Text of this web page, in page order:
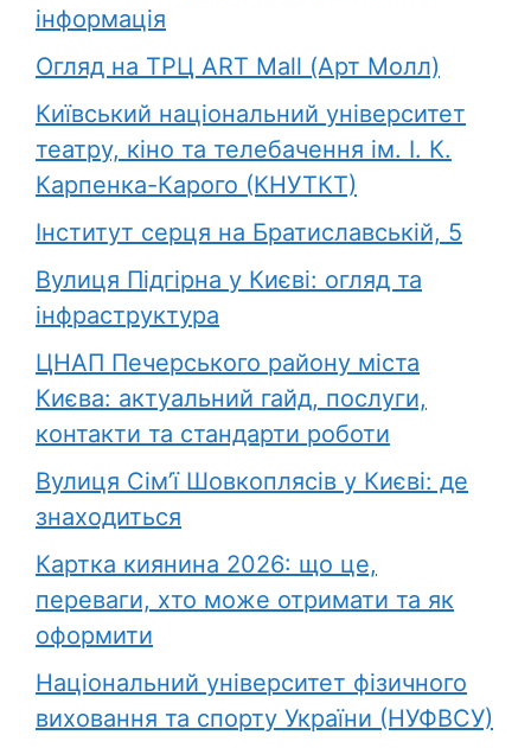
інформація
Огляд на ТРЦ ART Mall (Арт Молл)
Київський національний університет
театру, кіно та телебачення ім. І. К.
Карпенка-Карого (КНУТКТ)
Інститут серця на Братиславській, 5
Вулиця Підгірна у Києві: огляд та
інфраструктура
ЦНАП Печерського району міста
Києва: актуальний гайд, послуги,
контакти та стандарти роботи
Вулиця Сім’ї Шовкоплясів у Києві: де
знаходиться
Картка киянина 2026: що це,
переваги, хто може отримати та як
оформити
Національний університет фізичного
виховання та спорту України (НУФВСУ)